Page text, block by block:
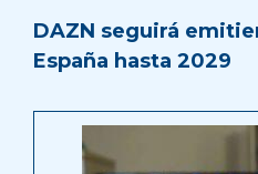
DAZN seguirá
España hasta 2029